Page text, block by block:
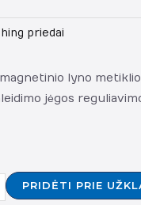
priedai
lyno
jėgos
PRIDĖTI PRIE